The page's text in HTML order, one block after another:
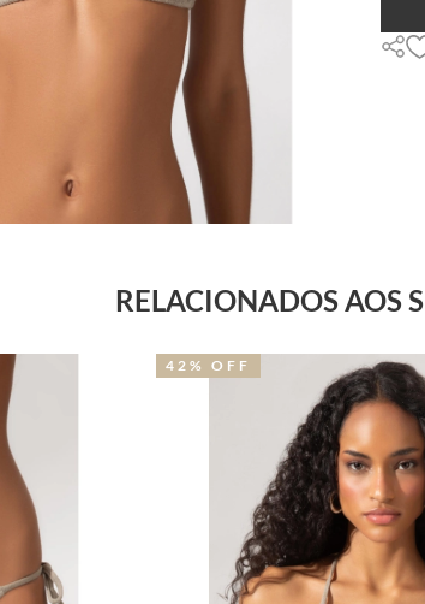
RELACIONADOS AOS
NOVIDADE